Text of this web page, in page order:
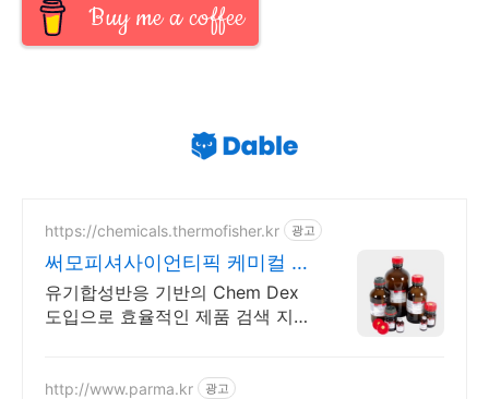
Buy me a coffee
https://chemicals.thermofisher.kr 광고
써모피셔사이언티픽 케미컬 온
라인 공식몰
유기합성반응 기반의 Chem Dex
도입으로 효율적인 제품 검색 지원
http://www.parma.kr 광고